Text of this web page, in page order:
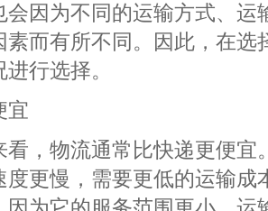
会因为不同的运输方式、运
素而有所不同。因此，在选
行选择。
宜
看，物流通常比快递更便宜
度更慢，需要更低的运输成